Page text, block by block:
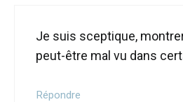
Je suis sceptique,
peut-être mal vu dans
Répondre